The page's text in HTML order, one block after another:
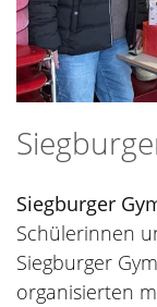
Siegburger
Schülerinnen
Siegburger
organisierten